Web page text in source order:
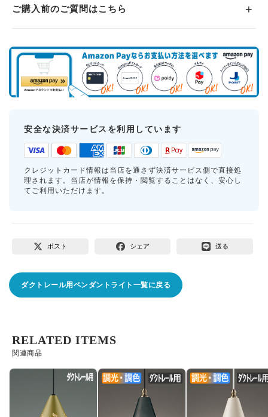
ご購入前のご質問はこちら
安全な決済サービスを利用しています
クレジットカード情報は当店を通さず決済サービス側で直接処
理されます。当店が情報を保持・閲覧することはなく、安心し
てご利用いただけます。
ポスト シェア 送る
ダクトレール用ペンダントライト一覧に戻る
関連商品
RELATED ITEMS